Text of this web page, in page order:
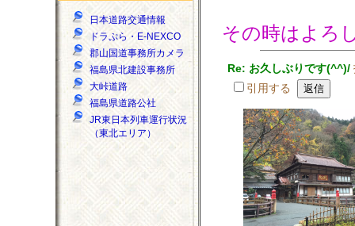
日本道路交通情報
ドラぷら・E-NEXCO
郡山国道事務所カメラ
福島県北建設事務所
大峠道路
福島県道路公社
JR東日本列車運行状況
（東北エリア）
その時はよろ
Re: お久しぶりです(^^)/
引用する